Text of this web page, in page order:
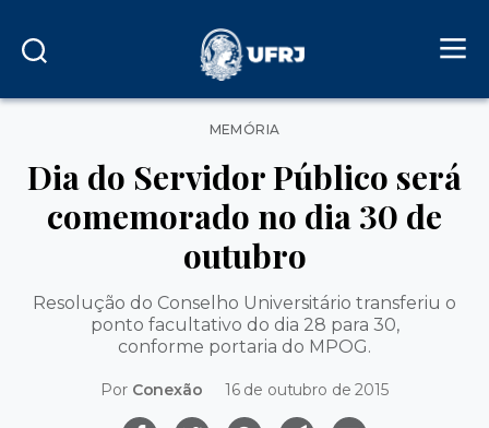
Categorias
MEMÓRIA
Dia do Servidor Público será
comemorado no dia 30 de
outubro
Resolução do Conselho Universitário transferiu o
ponto facultativo do dia 28 para 30,
conforme portaria do MPOG.
Por Conexão 16 de outubro de 2015